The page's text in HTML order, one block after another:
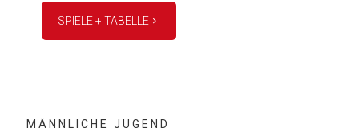
SPIELE + TABELLE
MÄNNLICHE JUGEND